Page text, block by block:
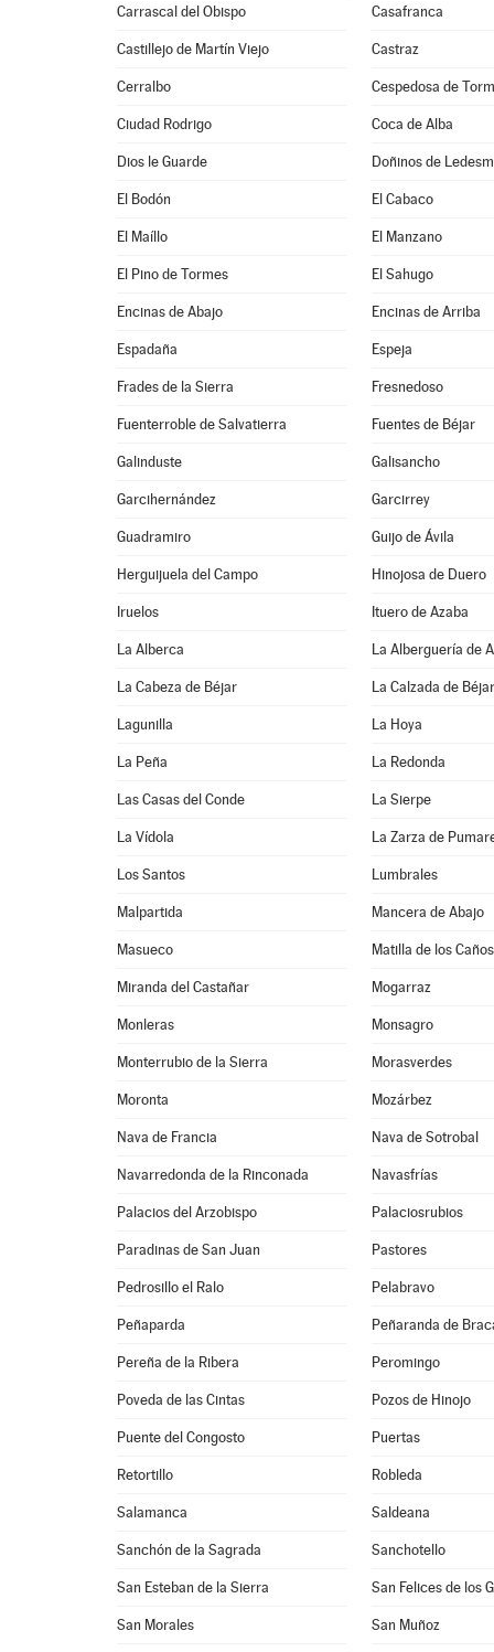
Carrascal del Obispo Casafranca
Castillejo de Martín Viejo Castraz
Cerralbo Cespedosa de
Ciudad Rodrigo Coca de Alba
Dios le Guarde Doñinos de
El Bodón El Cabaco
El Maíllo El Manzano
El Pino de Tormes El Sahugo
Encinas de Abajo Encinas de Arriba
Espadaña Espeja
Frades de la Sierra Fresnedoso
Fuenterroble de Salvatierra Fuentes de Béjar
Galinduste Galisancho
Garcihernández Garcirrey
Guadramiro Guijo de Ávila
Herguijuela del Campo Hinojosa de Duero
Iruelos Ituero de Azaba
La Alberca La Alberguería de
La Cabeza de Béjar La Calzada de Béjar
Lagunilla La Hoya
La Peña La Redonda
Las Casas del Conde La Sierpe
La Vídola La Zarza de
Los Santos Lumbrales
Malpartida Mancera de Abajo
Masueco Matilla de los
Miranda del Castañar Mogarraz
Monleras Monsagro
Monterrubio de la Sierra Morasverdes
Moronta Mozárbez
Nava de Francia Nava de Sotrobal
Navarredonda de la Rinconada Navasfrías
Palacios del Arzobispo Palaciosrubios
Paradinas de San Juan Pastores
Pedrosillo el Ralo Pelabravo
Peñaparda Peñaranda de
Pereña de la Ribera Peromingo
Poveda de las Cintas Pozos de Hinojo
Puente del Congosto Puertas
Retortillo Robleda
Salamanca Saldeana
Sanchón de la Sagrada Sanchotello
San Esteban de la Sierra San Felices de los
San Morales San Muñoz